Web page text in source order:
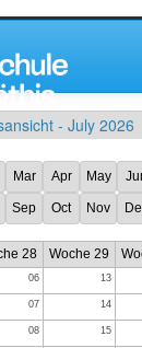
- July 2026
Mar Apr May
Sep Oct Nov
28 Woche 29
06 13
07 14
08 15